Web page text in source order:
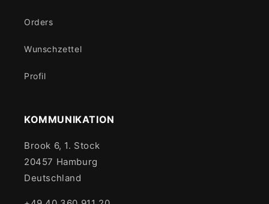
Orders
Wunschzettel
Profil
KOMMUNIKATION
Brook 6, 1. Stock
20457 Hamburg
Deutschland